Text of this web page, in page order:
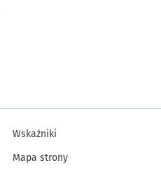
Wskaźniki
Mapa strony